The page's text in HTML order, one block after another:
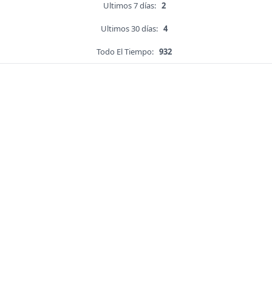
Ultimos 7 días: 2
Ultimos 30 días: 4
Todo El Tiempo: 932